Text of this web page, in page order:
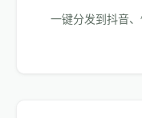
一键分发到抖音